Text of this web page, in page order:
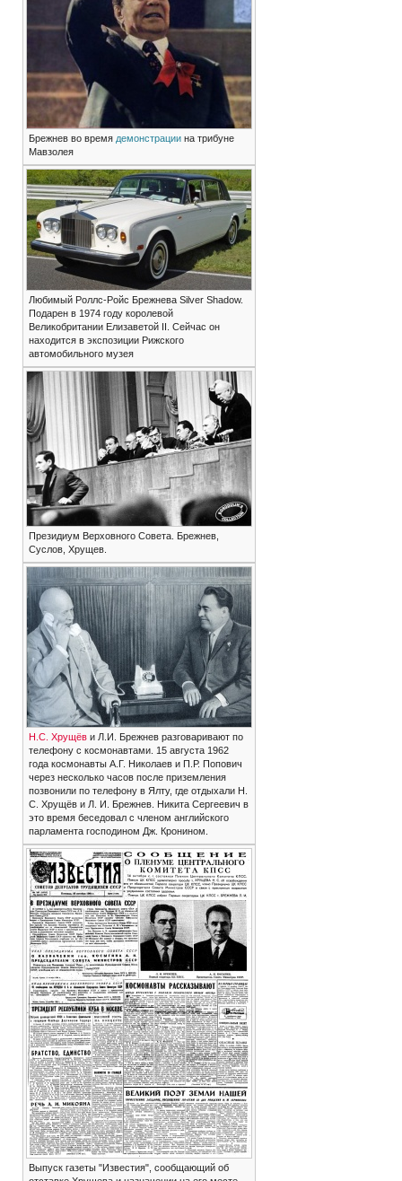
Брежнев во время демонстрациина трибуне
Мавзолея
Любимый Роллс-Ройс Брежнева Silver Shadow.
Подарен в 1974 году королевой
Великобритании Елизаветой II. Сейчас он
находится в экспозиции Рижского
автомобильного музея
Президиум Верховного Совета. Брежнев,
Суслов, Хрущев.
Н.С. Хрущёви Л.И. Брежнев разговаривают по
телефону с космонавтами. 15 августа 1962
года космонавты А.Г. Николаев и П.Р. Попович
через несколько часов после приземления
позвонили по телефону в Ялту, где отдыхали Н.
С. Хрущёв и Л. И. Брежнев. Никита Сергеевич в
это время беседовал с членом английского
парламента господином Дж. Кронином.
Выпуск газеты "Известия", сообщающий об